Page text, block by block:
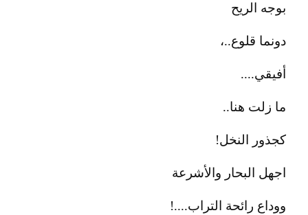
بوجه الريح
دونما قلوع..،
أفيقي....
ما زلت هنا..
كجذور النخل!
اجهل البحار والأشرعة
ووداع رائحة التراب....!